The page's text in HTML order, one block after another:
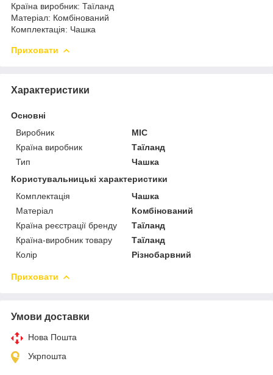
Країна виробник: Таїланд
Матеріал: Комбінований
Комплектація: Чашка
Приховати
Характеристики
Основні
Виробник
MIC
Країна виробник
Таїланд
Тип
Чашка
Користувальницькі характеристики
Комплектація
Чашка
Матеріал
Комбінований
Країна реєстрації бренду
Таїланд
Країна-виробник товару
Таїланд
Колір
Різнобарвний
Приховати
Умови доставки
Нова Пошта
Укрпошта